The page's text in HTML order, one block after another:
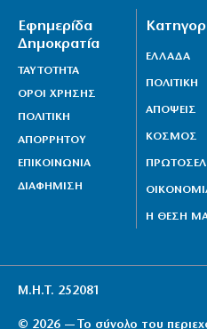
Εφημερίδα
Δημοκρατία
ΤΑΥΤΟΤΗΤΑ
ΟΡΟΙ ΧΡΗΣΗΣ
ΠΟΛΙΤΙΚΗ
ΑΠΟΡΡΗΤΟΥ
ΕΠΙΚΟΙΝΩΝΙΑ
ΔΙΑΦΗΜΙΣΗ
ΕΛΛΑΔΑ
ΠΟΛΙΤΙΚΗ
ΑΠΟΨΕΙΣ
ΚΟΣΜΟΣ
Η ΘΕΣΗ
Μ.Η.Τ. 252081
© 2026 — Το σύνολο του